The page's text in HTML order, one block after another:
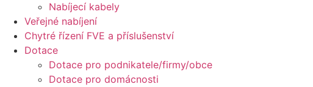
Nabíjecí kabely
Veřejné nabíjení
Chytré řízení FVE a příslušenství
Dotace
Dotace pro podnikatele/firmy/obce
Dotace pro domácnosti